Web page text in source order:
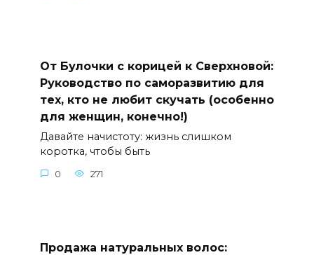
От Булочки с корицей к Сверхновой:
Руководство по саморазвитию для
тех, кто не любит скучать (особенно
для женщин, конечно!)
Давайте начистоту: жизнь слишком
коротка, чтобы быть
0 271
Продажа натуральных волос: